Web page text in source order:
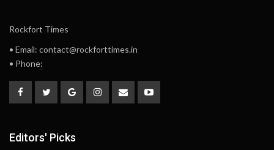
Rockfort Times
• Email: contact@rockforttimes.in
• Phone:
Editors' Picks